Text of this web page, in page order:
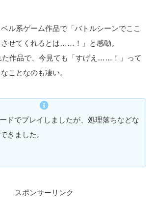
ル系ゲーム作品で「バトルシーンでここ
させてくれるとは……！」と感動。
た作品で、今見ても「すげえ……！」って
ことなのも凄い。
ドでプレイしましたが、処理落ちなどな
きました。
スポンサーリンク